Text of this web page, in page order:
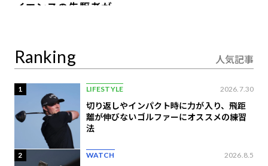
イエンスの先駆者が語
Ranking 人気記事
1 LIFESTYLE 2026.7.30
切り返しやインパクト時に力が入り、飛距
離が伸びないゴルファーにオススメの練習
法
2 WATCH 2026.8.5